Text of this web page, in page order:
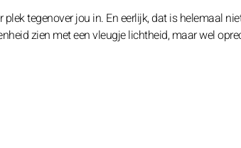
tegenover jou in. En eerlijk, dat is helemaal
zien met een vleugje lichtheid, maar wel